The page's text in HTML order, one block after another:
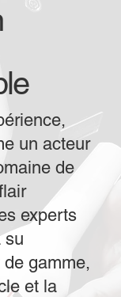
un acteur
de
experts
su
gamme,
et la